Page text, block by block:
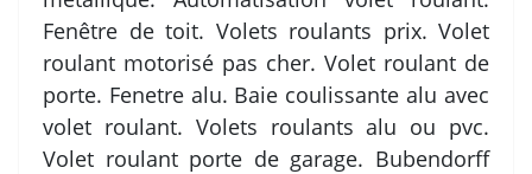
Fenêtre de toit. Volets roulants prix. Volet
roulant motorisé pas cher. Volet roulant de
porte. Fenetre alu. Baie coulissante alu avec
volet roulant. Volets roulants alu ou pvc.
Volet roulant porte de garage. Bubendorff